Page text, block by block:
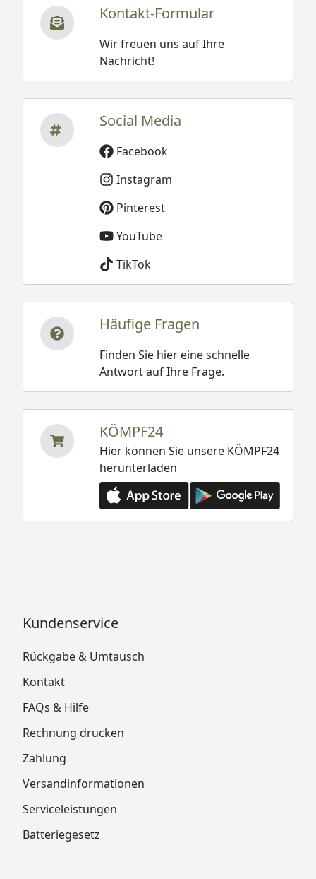
Kontakt-Formular
Wir freuen uns auf Ihre
Nachricht!
Social Media
Facebook
Instagram
Pinterest
YouTube
TikTok
Häufige Fragen
Finden Sie hier eine schnelle
Antwort auf Ihre Frage.
KÖMPF24
Hier können Sie unsere KÖMPF24
herunterladen
Kundenservice
Rückgabe & Umtausch
Kontakt
FAQs & Hilfe
Rechnung drucken
Zahlung
Versandinformationen
Serviceleistungen
Batteriegesetz